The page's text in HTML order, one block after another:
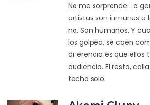
No me sorprende. La
artistas son inmunes a
no. Son humanos. Y
los golpea, se caen
diferencia es que ellos
audiencia. El resto,
techo solo.